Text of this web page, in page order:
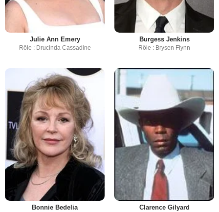
Julie Ann Emery
Rôle : Drucinda Cassadine
Burgess Jenkins
Rôle : Brysen Flynn
Bonnie Bedelia Clarence Gilyard